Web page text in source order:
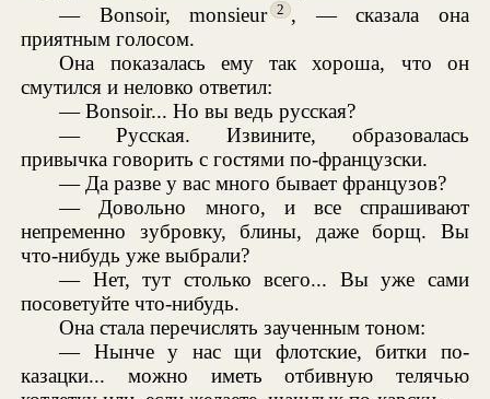
— Bonsoir, monsieur
2 , — сказала она
приятным голосом.
Она показалась ему так хороша, что он
смутился и неловко ответил:
— Bonsoir... Но вы ведь русская?
— Русская. Извините, образовалась
привычка говорить с гостями по-французски.
— Да разве у вас много бывает французов?
— Довольно много, и все спрашивают
непременно зубровку, блины, даже борщ. Вы
что-нибудь уже выбрали?
— Нет, тут столько всего... Вы уже сами
посоветуйте что-нибудь.
Она стала перечислять заученным тоном:
— Нынче у нас щи флотские, битки по-
казацки... можно иметь отбивную телячью